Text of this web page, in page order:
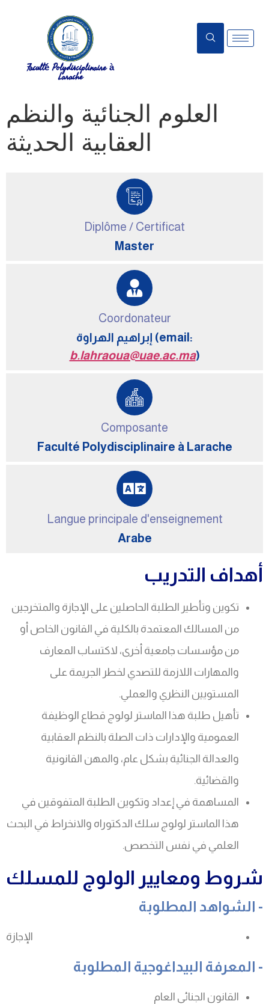
Faculté Polydisciplinaire à
Larache
العلوم الجنائية والنظم
العقابية الحديثة
Diplôme / Certificat
Master
Coordonateur
إبراهيم الهراوة (email:
b.lahraoua@uae.ac.ma)
Composante
Faculté Polydisciplinaire à Larache
Langue principale d'enseignement
Arabe
أهداف التدريب
تكوين وتأطير الطلبة الحاصلين على الإجازة والمتخرجين
من المسالك المعتمدة بالكلية في القانون الخاص أو
من مؤسسات جامعية أخرى، لاكتساب المعارف
والمهارات اللازمة للتصدي لخطر الجريمة على
المستويين النظري والعملي.
تأهيل طلبة هذا الماستر لولوج قطاع الوظيفة
العمومية والإدارات ذات الصلة بالنظم العقابية
والعدالة الجنائية بشكل عام، والمهن القانونية
والقضائية.
المساهمة في إعداد وتكوين الطلبة المتفوقين في
هذا الماستر لولوج سلك الدكتوراه والانخراط في البحث
العلمي في نفس التخصص.
شروط ومعايير الولوج للمسلك
الشواهد المطلوبة -
الإجازة
المعرفة البيداغوجية المطلوبة -
القانون الجنائي العام